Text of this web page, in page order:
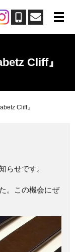
メ
Cliff』
Cliff』
らせです。
。この機会にぜ